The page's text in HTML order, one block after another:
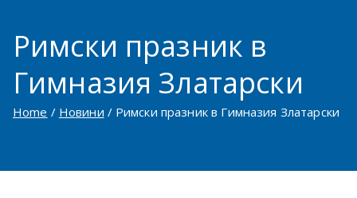
родна
гимназия
Златарск
Междуна
Римски празник в
Гимназия Златарски
Home Новини Римски празник в Гимназия Златарски